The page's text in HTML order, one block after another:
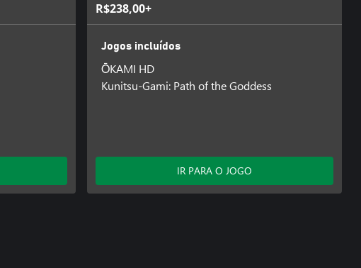
R$238,00+
Jogos incluídos
ŌKAMI HD
Kunitsu-Gami: Path of the Goddess
IR PARA O JOGO